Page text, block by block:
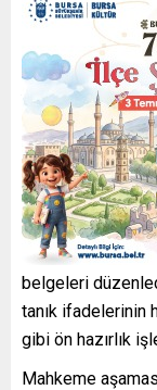
Yapay
Süreci
Sistemi kullanan
çabalarından
soktu. Yazılım;
belgeleri
tanık ifadelerinin
gibi ön hazırlık
Mahkeme